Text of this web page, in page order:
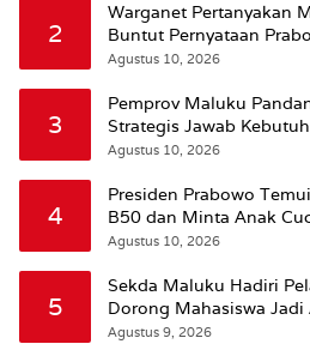
2
Warganet Pertanyakan
Buntut Pernyataan
Bukan dari Sekolah
Agustus 10, 2026
3
Pemprov Maluku
Strategis Jawab
Agustus 10, 2026
4
Presiden Prabowo
B50 dan Minta Anak
Dikurangi
Agustus 10, 2026
5
Sekda Maluku Hadiri
Dorong Mahasiswa
Mitra Strategis
Agustus 9, 2026